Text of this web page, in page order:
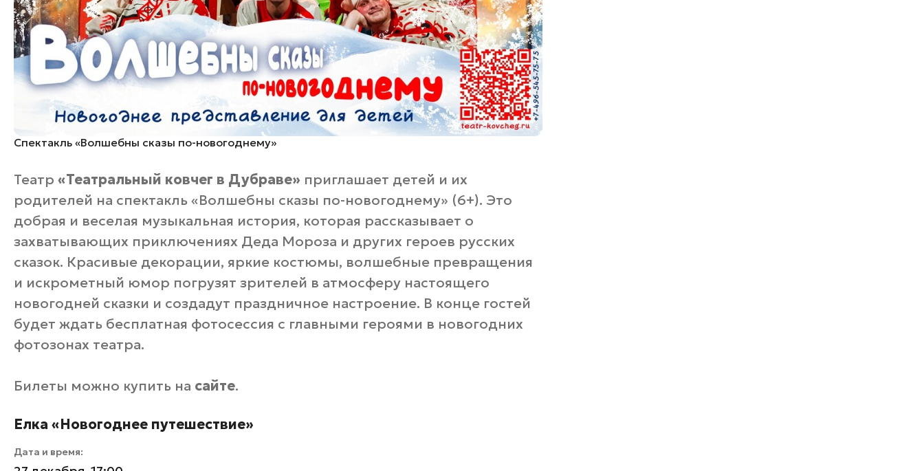
Спектакль «Волшебны сказы по-новогоднему»
Театр «Театральный ковчег в Дубраве» приглашает детей и их
родителей на спектакль «Волшебны сказы по-новогоднему» (6+). Это
добрая и веселая музыкальная история, которая рассказывает о
захватывающих приключениях Деда Мороза и других героев русских
сказок. Красивые декорации, яркие костюмы, волшебные превращения
и искрометный юмор погрузят зрителей в атмосферу настоящего
новогодней сказки и создадут праздничное настроение. В конце гостей
будет ждать бесплатная фотосессия с главными героями в новогодних
фотозонах театра.
Билеты можно купить на сайте.
Елка «Новогоднее путешествие»
Дата и время: